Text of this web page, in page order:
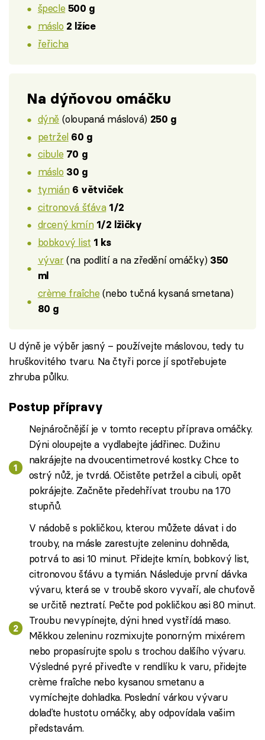
špecle 500 g
máslo 2 lžíce
řeřicha
Na dýňovou omáčku
dýně (oloupaná máslová) 250 g
petržel 60 g
cibule 70 g
máslo 30 g
tymián 6 větviček
citronová šťáva 1/2
drcený kmín 1/2 lžičky
bobkový list 1 ks
vývar(na podlití a na zředění omáčky) 350
ml
crème fraîche (nebo tučná kysaná smetana)
80 g
U dýně je výběr jasný – používejte máslovou, tedy tu
hruškovitého tvaru. Na čtyři porce jí spotřebujete
zhruba půlku.
Postup přípravy
Nejnáročnější je v tomto receptu příprava omáčky.
Dýni oloupejte a vydlabejte jádřinec. Dužinu
nakrájejte na dvoucentimetrové kostky. Chce to
ostrý nůž, je tvrdá. Očistěte petržel a cibuli, opět
pokrájejte. Začněte předehřívat troubu na 170
stupňů.
V nádobě s pokličkou, kterou můžete dávat i do
trouby, na másle zarestujte zeleninu dohněda,
potrvá to asi 10 minut. Přidejte kmín, bobkový list,
citronovou šťávu a tymián. Následuje první dávka
vývaru, která se v troubě skoro vyvaří, ale chuťově
se určitě neztratí. Pečte pod pokličkou asi 80 minut.
Troubu nevypínejte, dýni hned vystřídá maso.
Měkkou zeleninu rozmixujte ponorným mixérem
nebo propasírujte spolu s trochou dalšího vývaru.
Výsledné pyré přiveďte v rendlíku k varu, přidejte
crème fraîche nebo kysanou smetanu a
vymíchejte dohladka. Poslední várkou vývaru
dolaďte hustotu omáčky, aby odpovídala vašim
představám.